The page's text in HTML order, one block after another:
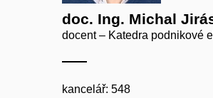
doc. Ing. Michal
docent – Katedra podnikové
kancelář: 548